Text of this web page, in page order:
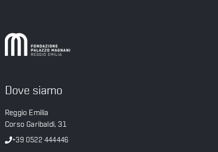
Dove siamo
Reggio Emilia
Corso Garibaldi, 31
+39 0522 444446